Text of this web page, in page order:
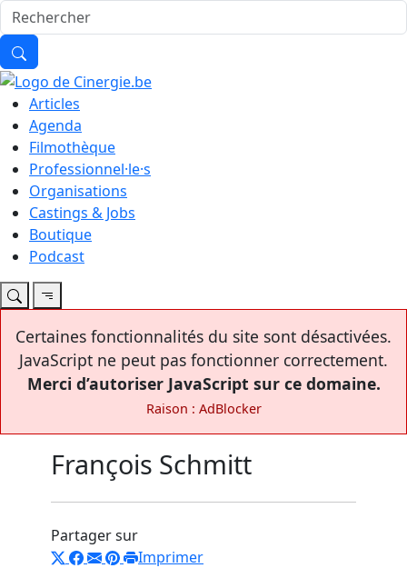
Articles
Agenda
Filmothèque
Professionnel·le·s
Organisations
Castings & Jobs
Boutique
Podcast
Certaines fonctionnalités du site sont désactivées.
JavaScript ne peut pas fonctionner correctement.
Merci d’autoriser JavaScript sur ce domaine.
Raison : AdBlocker
François Schmitt
Partager sur
Imprimer